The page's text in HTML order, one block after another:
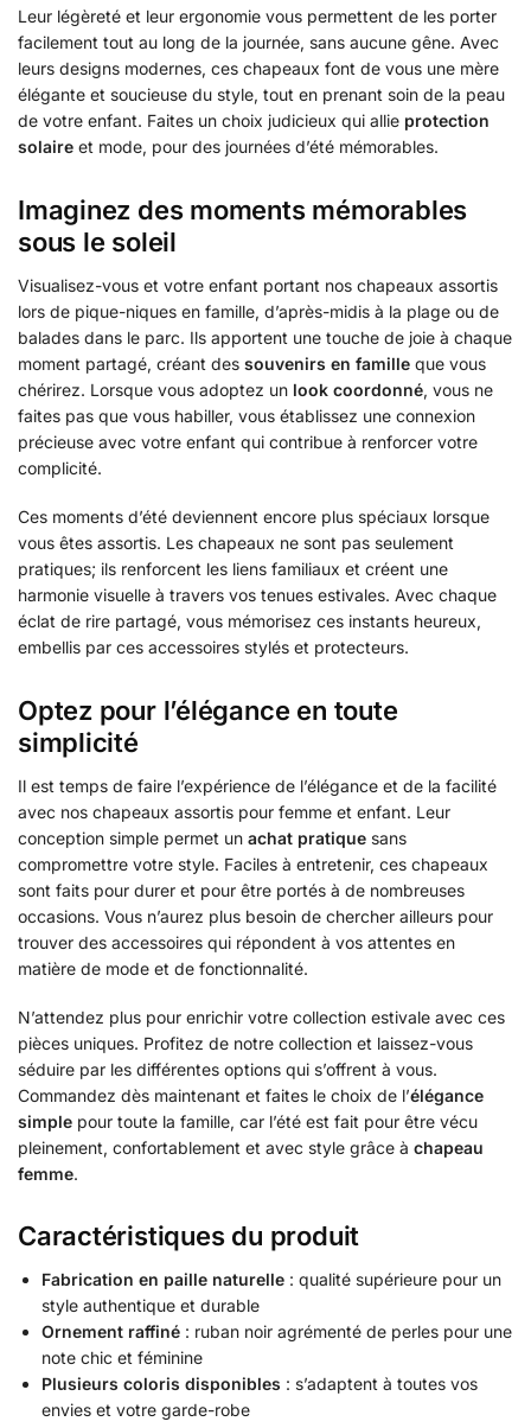
Leur légèreté et leur ergonomie vous permettent de les porter
facilement tout au long de la journée, sans aucune gêne. Avec
leurs designs modernes, ces chapeaux font de vous une mère
élégante et soucieuse du style, tout en prenant soin de la peau
de votre enfant. Faites un choix judicieux qui allie protection
solaire et mode, pour des journées d’été mémorables.
Imaginez des moments mémorables
sous le soleil
Visualisez-vous et votre enfant portant nos chapeaux assortis
lors de pique-niques en famille, d’après-midis à la plage ou de
balades dans le parc. Ils apportent une touche de joie à chaque
moment partagé, créant des souvenirs en famille que vous
chérirez. Lorsque vous adoptez un look coordonné, vous ne
faites pas que vous habiller, vous établissez une connexion
précieuse avec votre enfant qui contribue à renforcer votre
complicité.
Ces moments d’été deviennent encore plus spéciaux lorsque
vous êtes assortis. Les chapeaux ne sont pas seulement
pratiques; ils renforcent les liens familiaux et créent une
harmonie visuelle à travers vos tenues estivales. Avec chaque
éclat de rire partagé, vous mémorisez ces instants heureux,
embellis par ces accessoires stylés et protecteurs.
Optez pour l’élégance en toute
simplicité
Il est temps de faire l’expérience de l’élégance et de la facilité
avec nos chapeaux assortis pour femme et enfant. Leur
conception simple permet un achat pratique sans
compromettre votre style. Faciles à entretenir, ces chapeaux
sont faits pour durer et pour être portés à de nombreuses
occasions. Vous n’aurez plus besoin de chercher ailleurs pour
trouver des accessoires qui répondent à vos attentes en
matière de mode et de fonctionnalité.
N’attendez plus pour enrichir votre collection estivale avec ces
pièces uniques. Profitez de notre collection et laissez-vous
séduire par les différentes options qui s’offrent à vous.
Commandez dès maintenant et faites le choix de l’élégance
simple pour toute la famille, car l’été est fait pour être vécu
pleinement, confortablement et avec style grâce à chapeau
femme.
Caractéristiques du produit
Fabrication en paille naturelle : qualité supérieure pour un
style authentique et durable
Ornement raffiné : ruban noir agrémenté de perles pour une
note chic et féminine
Plusieurs coloris disponibles : s’adaptent à toutes vos
envies et votre garde-robe